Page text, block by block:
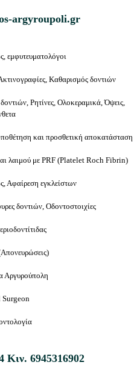
argyroupoli.gr
εμφυτευματολόγοι
Καθαρισμός δοντιών
Ρητίνες, Ολοκεραμικά, Όψεις,
και προσθετική αποκατάσταση
λαιμού με PRF (Platelet Roch Fibrin)
Αφαίρεση εγκλείστων
δοντιών, Οδοντοστοιχίες
Απονευρώσεις)
Αργυρούπολη
Κιν. 6945316902